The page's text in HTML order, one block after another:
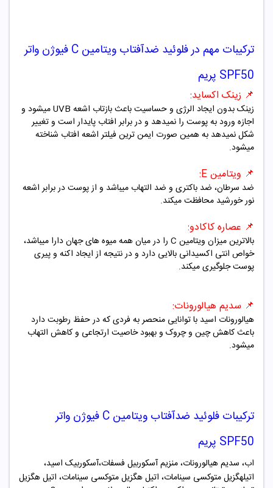
ترکیبات مهم در فلوئید ضدآفتاب ویتامین C فیوژن واتر
SPF50 پریم
📌 زینک اکساید:
زینک بدون ایجاد الرژی و حساسیت باعث بازتاب اشعه UVBمیشود و
اجازه ورود به پوست را نمیدهد و در برابر افتاب پایدار است و تغییر
شکل نمیدهد به همین صورت ایمن ترین فیلتر اشعه افتاب شناخته
میشود.
📌 ویتامینE
:
ضد سرطان، ضد باکتری و ضد التهاب میباشد و از پوست در برابر اشعه
نور خورشید محافظت میکند.
📌 عصاره کاکادو:
بالاترین میزان ویتامین C را در میان همه میوه های جهان دارا میباشد،
خواص انتی اکسیدانی بالایی دارد و در نتیجه از ایجاد اکنه و پیری
پوست جلوگیری میکند.
📌 سدیم هیالورونات:
هیالورونات اسید با توانایی منحصر به فردی که در حفظ رطوبت دارد
باعث کاهش چین و چروک و بهبود خاصیت ارتجاعی و کاهش التهاب
میشود.
ترکیبات فلوئید ضدآفتاب ویتامین C فیوژن واتر
SPF50 پریم
اب، سدیم هیالورونات، منزیم آسکوربیل فسفات،آسکوربیک اسید،
اتیلهگزیل متوکسی سینامات، اتیل هگزیل متوکسی سینامات، اتیل هگزیل